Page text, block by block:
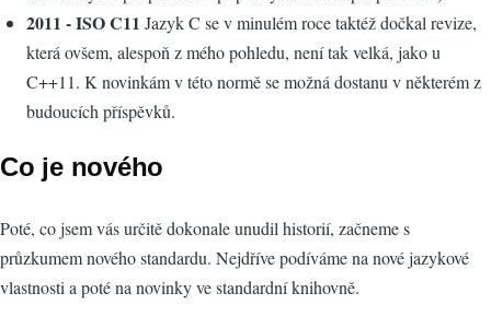
2011 - ISO C11 Jazyk C se v minulém roce taktéž dočkal revize,
která ovšem, alespoň z mého pohledu, není tak velká, jako u
C++11. K novinkám v této normě se možná dostanu v některém z
budoucích příspěvků.
Co je nového
Poté, co jsem vás určitě dokonale unudil historií, začneme s
průzkumem nového standardu. Nejdříve podíváme na nové jazykové
vlastnosti a poté na novinky ve standardní knihovně.